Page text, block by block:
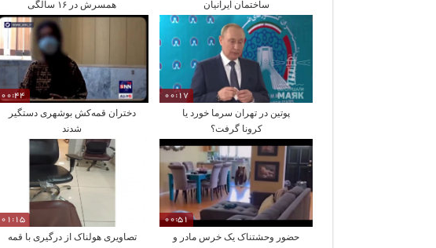
ساختمان ایرانیان
همسرش در ۱۶ سالگی
00:17
پوتین در تهران سرما خورد یا
کرونا گرفت؟
00:44
دختران قمه‌کش بوشهری دستگیر
شدند
00:51
حضور وحشتناک یک خرس مادر و
01:15
تصاویری هولناک از درگیری با قمه